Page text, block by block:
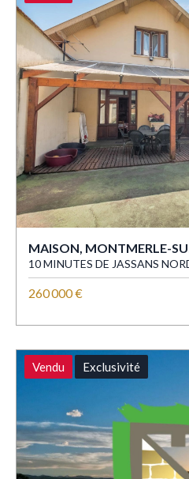
MAISON, MONTMERLE-
10 MINUTES DE JASSANS
260 000 €
Vendu Exclusivité